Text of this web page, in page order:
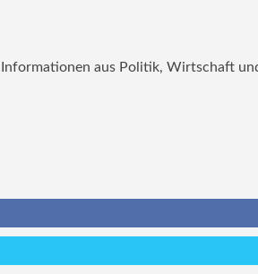
aus Politik, Wirtschaft